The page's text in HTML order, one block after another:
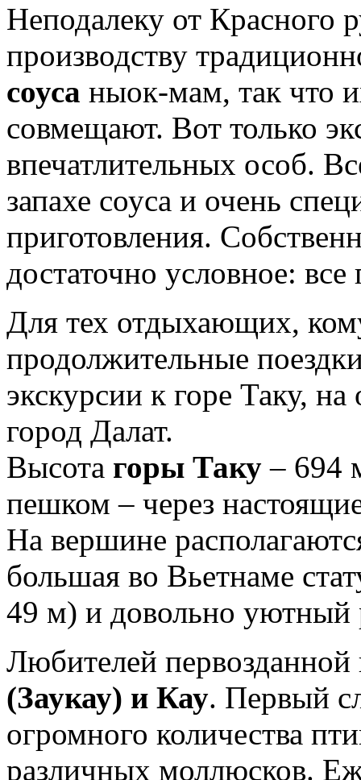
Неподалеку от Красного
производству
соуса ныок-мам, так что
совмещают. Вот только
впечатлительных особ.
запахе соуса и очень
приготовления.
достаточно условное:
Для тех отдыхающих,
продолжительные
экскурсии к горе Таку,
город Далат.
Высота горы Таку – 694
пешком – через
На вершине
большая во Вьетнаме
49 м) и довольно уютный
Любителей
(Заукау) и Кау. Первый
огромного количества
различных моллюсков.